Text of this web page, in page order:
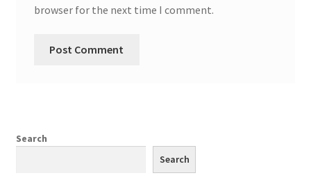
browser for the next time I comment.
Search
Search